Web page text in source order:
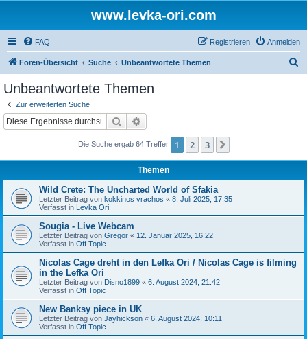
www.levka-ori.com
FAQ Anmelden
Registrieren
Foren-Übersicht Suche Unbeantwortete Themen
Unbeantwortete Themen
Zur erweiterten Suche
Suche
Die Suche ergab 64 Treffer 1 2 3
Themen
Wild Crete: The Uncharted World of Sfakia
Letzter Beitrag von kokkinos vrachos « 8. Juli 2025, 17:35
Verfasst in Levka Ori
Sougia - Live Webcam
Letzter Beitrag von Gregor « 12. Januar 2025, 16:22
Verfasst in Off Topic
Nicolas Cage dreht in den Lefka Ori / Nicolas Cage is filming
in the Lefka Ori
Letzter Beitrag von Disno1899 « 6. August 2024, 21:42
Verfasst in Off Topic
New Banksy piece in UK
Letzter Beitrag von Jayhickson « 6. August 2024, 10:11
Verfasst in Off Topic